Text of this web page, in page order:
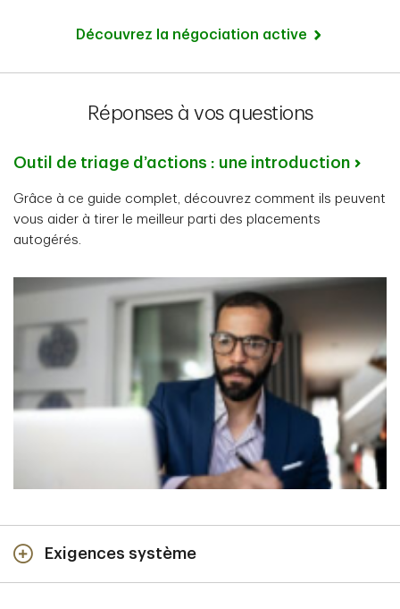
Découvrez la négociation active
Réponses à vos questions
Outil de triage d’actions : une introduction
Grâce à ce guide complet, découvrez comment ils peuvent
vous aider à tirer le meilleur parti des placements
autogérés.
Exigences système
Optimisez votre expérience de